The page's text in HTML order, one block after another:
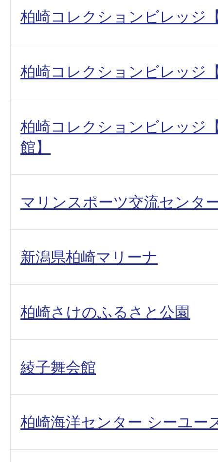
柏崎コレクションビレッジ
柏崎コレクションビレッジ
柏崎コレクションビレッジ
館】
マリンスポーツ交流センタ
新潟県柏崎マリーナ
柏崎さけのふるさと公園
綾子舞会館
柏崎海洋センター シーユー